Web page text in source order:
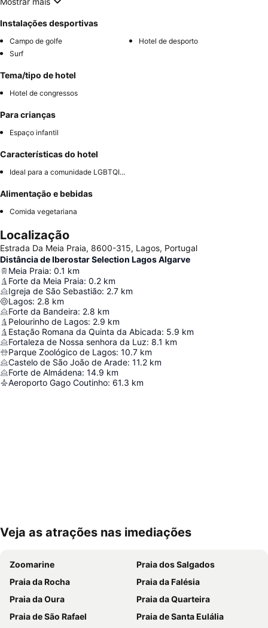
Instalações desportivas
Campo de golfe
Hotel de desporto
Surf
Tema/tipo de hotel
Hotel de congressos
Para crianças
Espaço infantil
Características do hotel
Ideal para a comunidade LGBTQIA+
Alimentação e bebidas
Comida vegetariana
Localização
Estrada Da Meia Praia, 8600-315, Lagos, Portugal
Distância de Iberostar Selection Lagos Algarve
Meia Praia: 0.1 km
Forte da Meia Praia: 0.2 km
Igreja de São Sebastião: 2.7 km
Lagos: 2.8 km
Forte da Bandeira: 2.8 km
Pelourinho de Lagos: 2.9 km
Estação Romana da Quinta da Abicada: 5.9 km
Fortaleza de Nossa senhora da Luz: 8.1 km
Parque Zoológico de Lagos: 10.7 km
Castelo de São João de Arade: 11.2 km
Forte de Almádena: 14.9 km
Aeroporto Gago Coutinho: 61.3 km
Ampliar mapa
Veja as atrações nas imediações
Zoomarine
Praia dos Salgados
Praia da Rocha
Praia da Falésia
Praia da Oura
Praia da Quarteira
Praia de São Rafael
Praia de Santa Eulália